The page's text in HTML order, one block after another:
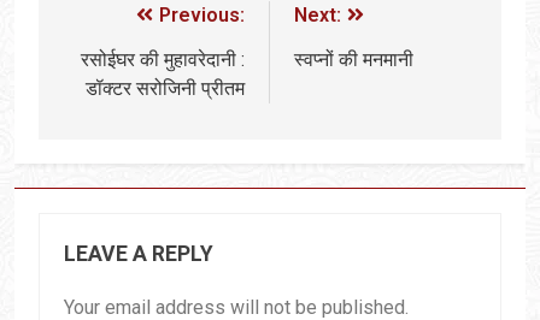
Previous:
रसोईघर की मुहावरेदानी :
डॉक्टर सरोजिनी प्रीतम
Next:
स्वप्नों की मनमानी
LEAVE A REPLY
Your email address will not be published.